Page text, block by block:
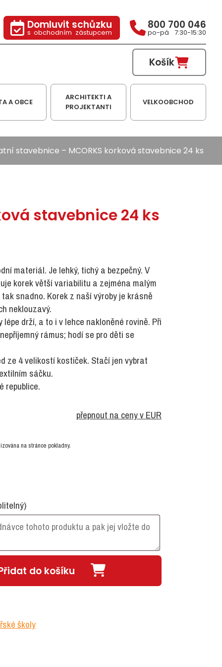
Domluvit schůzku
s obchodním zástupcem
800 700 046
po-pá 7:30-15:30
Košík
A OBCE
ARCHITEKTI A
PROJEKTANTI
VELKOOBCHOD
stavebnice – MCORKS korková stavebnice 24 ks
stavebnice 24 ks
materiál. Je lehký, tichý a bezpečný. V
korek větší variabilitu a zejména malým
snadno. Korek z naší výroby je krásně
neklouzavý.
drží, a to i v lehce nakloněné rovině. Při
rámus; hodí se pro děti se
ze 4 velikostí kostiček. Stačí jen vybrat
sáčku.
republice.
přepnout na ceny v EUR
na stránce pokladny.
do košíku
školy